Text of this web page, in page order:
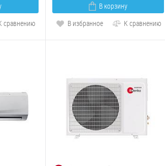
сравнению
В корзину
В избранное
К сравнению